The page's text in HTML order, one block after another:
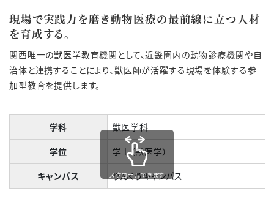
現場で実践力を磨き動物医療の最前線に立つ人材
を育成する。
関西唯一の獣医学教育機関として、近畿圏内の動物診療機関や自
治体と連携することにより、獣医師が活躍する現場を体験する参
加型教育を提供します。
学科
獣医学科
学位
学士（獣医学）
キャンパス
りんくうキャンパス
スクロールできます